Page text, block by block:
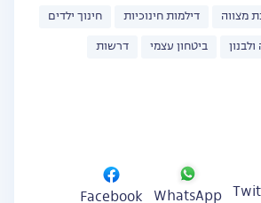
מצווה דילמות חינוכיות חינוך ילדים
ביטחון עצמי דרשות
WhatsApp
Facebook